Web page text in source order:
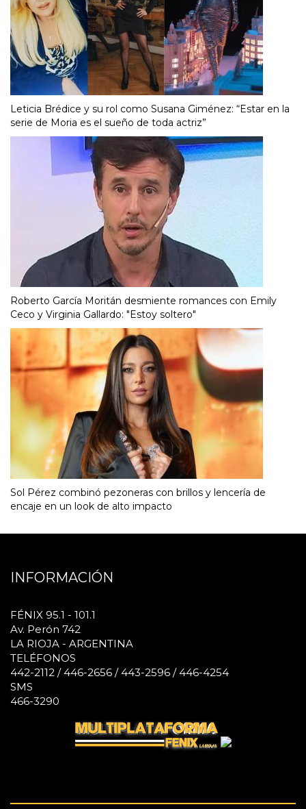
Leticia Brédice y su rol como Susana Giménez: “Estar en la
serie de Moria es el sueño de toda actriz”
Roberto García Moritán desmiente romances con Emily
Ceco y Virginia Gallardo: "Estoy soltero"
Sol Pérez combinó pezoneras con brillos y lencería de
encaje en un look de alto impacto
INFORMACIÓN
FÉNIX 95.1 - 101.1
Av. Perón 742
LA RIOJA - ARGENTINA
TELÉFONOS
442-2112 / 446-2656 / 443-2596 / 446-4254
SMS
466-3290